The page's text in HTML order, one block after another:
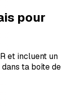
pour
et incluent un
ta boîte de